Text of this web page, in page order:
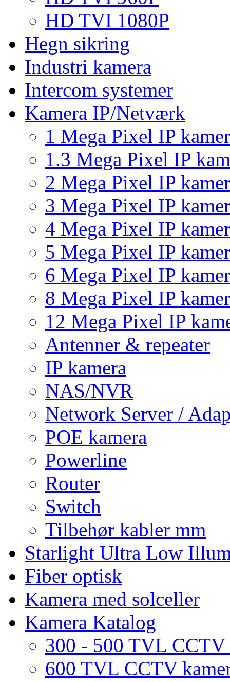
HD TVI 1080P
Hegn sikring
Industri kamera
Intercom systemer
Kamera IP/Netværk
1 Mega Pixel IP
1.3 Mega Pixel IP
2 Mega Pixel IP
3 Mega Pixel IP
4 Mega Pixel IP
5 Mega Pixel IP
6 Mega Pixel IP
8 Mega Pixel IP
12 Mega Pixel IP
Antenner & repeater
IP kamera
NAS/NVR
Network Server /
POE kamera
Powerline
Router
Switch
Tilbehør kabler mm
Starlight Ultra Low
Fiber optisk
Kamera med solceller
Kamera Katalog
300 - 500 TVL CCTV
600 TVL CCTV